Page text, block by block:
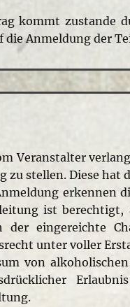
kommt zustande
die Anmeldung der
Veranstalter
zu stellen. Diese hat
erkennen
ist berechtigt,
der eingereichte
unter voller
von